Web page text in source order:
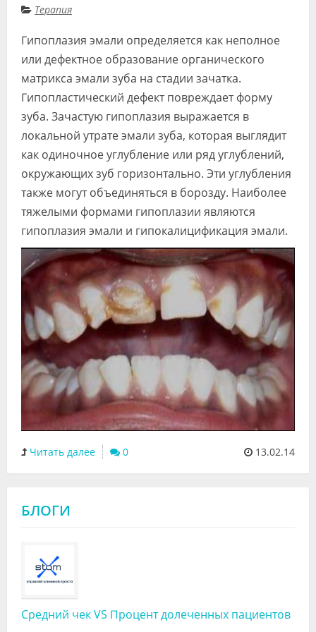
Видео
Форум
Специалисты
Галерея
Блоги
Лаборатории
Терапия
Гипоплазия эмали определяется как неполное
или дефектное образование органического
матрикса эмали зуба на стадии зачатка.
Гипопластический дефект повреждает форму
зуба. Зачастую гипоплазия выражается в
локальной утрате эмали зуба, которая выглядит
как одиночное углубление или ряд углублений,
окружающих зуб горизонтально. Эти углубления
также могут объединяться в борозду. Наиболее
тяжелыми формами гипоплазии являются
гипоплазия эмали и гипокалицификация эмали.
Читать далее 0 13.02.14
БЛОГИ
Средний чек VS Процент долеченных пациентов